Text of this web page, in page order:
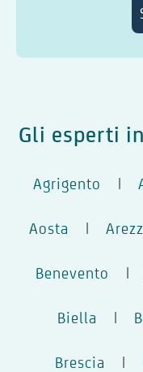
Gli esperti
Agrigento |
Aosta |
Benevento |
Biella |
Brescia |